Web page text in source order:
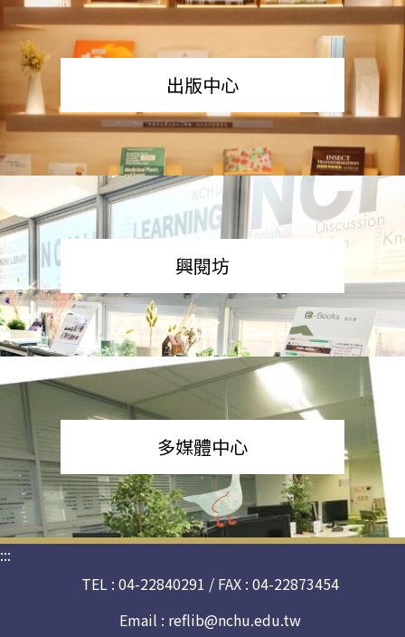
出版中心
興閱坊
多媒體中心
TEL : 04-22840291 / FAX : 04-22873454